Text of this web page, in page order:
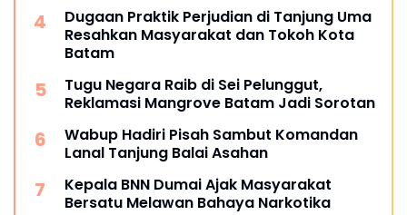
Dugaan Praktik Perjudian di Tanjung Uma
Resahkan Masyarakat dan Tokoh Kota
Batam
Tugu Negara Raib di Sei Pelunggut,
Reklamasi Mangrove Batam Jadi Sorotan
Wabup Hadiri Pisah Sambut Komandan
Lanal Tanjung Balai Asahan
Kepala BNN Dumai Ajak Masyarakat
Bersatu Melawan Bahaya Narkotika